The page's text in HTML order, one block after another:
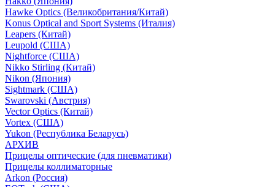
Hawke Optics (Великобритания/Китай)
Konus Optical and Sport Systems (Италия)
Leapers (Китай)
Leupold (США)
Nightforce (США)
Nikko Stirling (Китай)
Nikon (Япония)
Sightmark (США)
Swarovski (Австрия)
Vector Optics (Китай)
Vortex (США)
Yukon (Республика Беларусь)
АРХИВ
Прицелы оптические (для пневматики)
Прицелы коллиматорные
Arkon (Россия)